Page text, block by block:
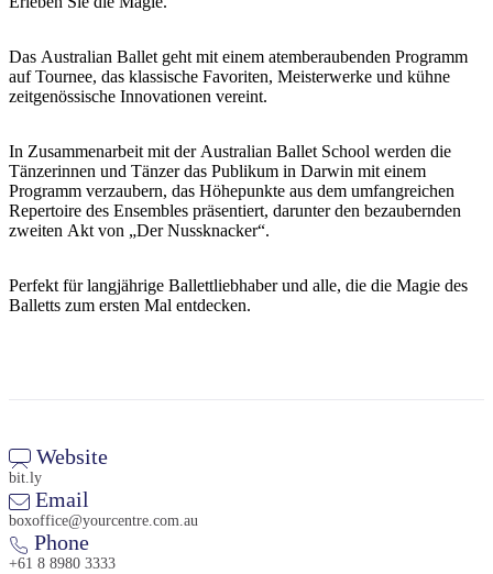
Das Australian Ballet geht mit einem atemberaubenden Programm
auf Tournee, das klassische Favoriten, Meisterwerke und kühne
zeitgenössische Innovationen vereint.
In Zusammenarbeit mit der Australian Ballet School werden die
Tänzerinnen und Tänzer das Publikum in Darwin mit einem
Programm verzaubern, das Höhepunkte aus dem umfangreichen
Repertoire des Ensembles präsentiert, darunter den bezaubernden
zweiten Akt von „Der Nussknacker“.
Perfekt für langjährige Ballettliebhaber und alle, die die Magie des
Balletts zum ersten Mal entdecken.
Website
bit.ly
Email
boxoffice@yourcentre.com.au
Phone
+61 8 8980 3333